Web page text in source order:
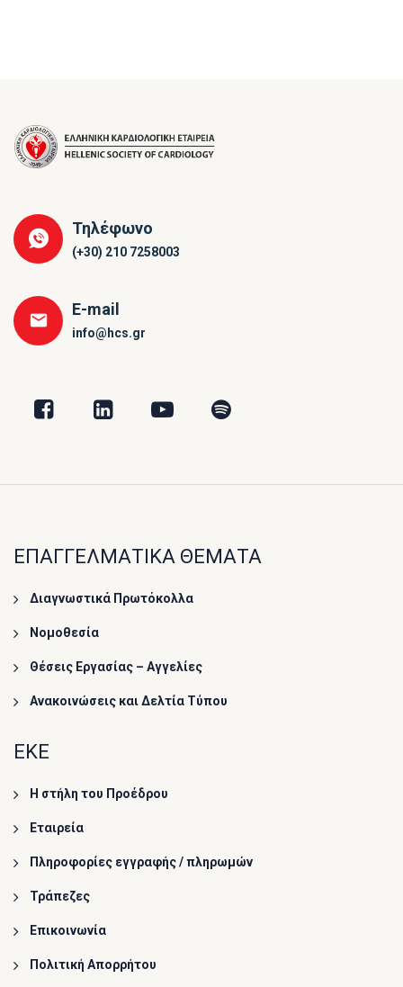
Τηλέφωνο
(+30) 210 7258003
E-mail
info@hcs.gr
ΕΠΑΓΓΕΛΜΑΤΙΚΑ ΘΕΜΑΤΑ
Διαγνωστικά Πρωτόκολλα
Νομοθεσία
Θέσεις Εργασίας – Αγγελίες
Ανακοινώσεις και Δελτία Τύπου
ΕΚΕ
Η στήλη του Προέδρου
Εταιρεία
Πληροφορίες εγγραφής / πληρωμών
Τράπεζες
Επικοινωνία
Πολιτική Απορρήτου